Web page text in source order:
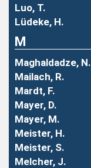
Luo, T.
Lüdeke, H.
M
Maghaldadze, N.
Mailach, R.
Mardt, F.
Mayer, D.
Mayer, M.
Meister, H.
Meister, S.
Melcher, J.